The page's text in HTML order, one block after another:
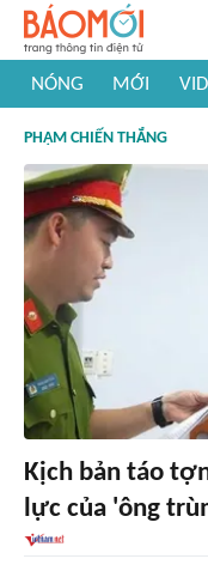
NÓNG MỚI
#Khám phá thế giới
PHẠM CHIẾN THẮNG
Kịch bản táo
lực của 'ông